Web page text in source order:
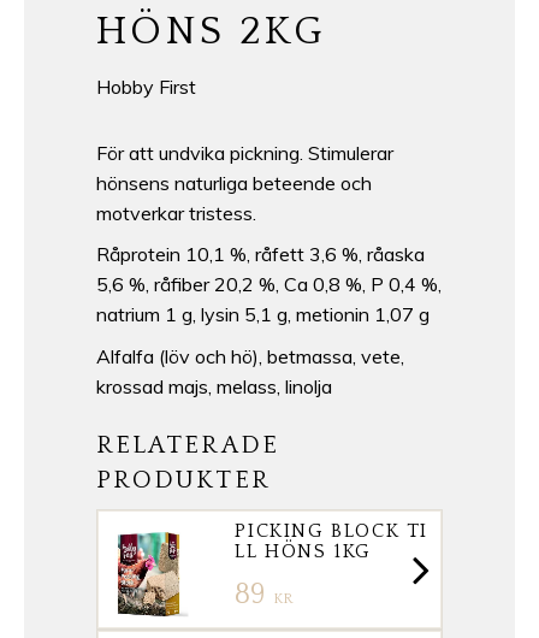
HÖNS 2KG
Hobby First
För att undvika pickning. Stimulerar
hönsens naturliga beteende och
motverkar tristess.
Råprotein 10,1 %, råfett 3,6 %, råaska
5,6 %, råfiber 20,2 %, Ca 0,8 %, P 0,4 %,
natrium 1 g, lysin 5,1 g, metionin 1,07 g
Alfalfa (löv och hö), betmassa, vete,
krossad majs, melass, linolja
RELATERADE
PRODUKTER
PICKING BLOCK TI
LL HÖNS 1KG
89 KR